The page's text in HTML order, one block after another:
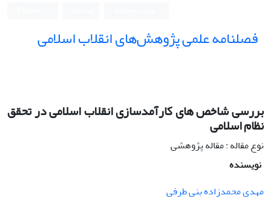
فصلنامه علمی پژوهش‌های انقلاب اسلامی
بررسی شاخص های کارآمدسازی انقلاب اسلامی در تحقق
نظام اسلامی
نوع مقاله : مقاله پژوهشی
نویسنده
مهدی محمدزاده بنی طرفی